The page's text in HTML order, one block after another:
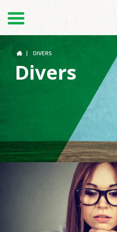
Structures syndicales
Assistance au Travail
Vos droits
DIVERS
Divers